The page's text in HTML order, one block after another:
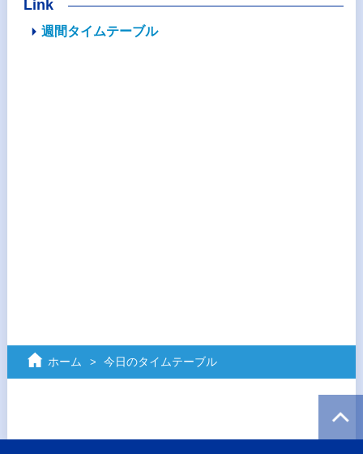
Link
週間タイムテーブル
ホーム 今日のタイムテーブル